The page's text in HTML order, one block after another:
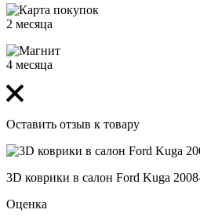
2 месяца
4 месяца
Оставить отзыв к товару
3D коврики в салон Ford Kuga
Оценка